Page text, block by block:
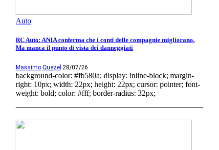
Auto
RC Auto: ANIA conferma che i conti delle compagnie migliorano.
Ma manca il punto di vista dei danneggiati
Massimo Quezel 28/07/26
background-color: #fb580a; display: inline-block; margin-
right: 10px; width: 22px; height: 22px; cursor: pointer; font-
weight: bold; color: #fff; border-radius: 32px;